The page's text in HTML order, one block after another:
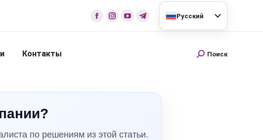
Русский
Контакты Поиск
по решениям из этой статьи.